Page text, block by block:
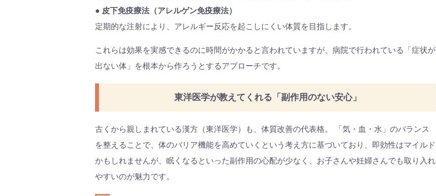
● 皮下免疫療法（アレルゲン免疫療法）
定期的な注射により、アレルギー反応を起こしにくい体質を目指します。
これらは効果を実感できるのに時間がかかると言われていますが、病院で行われている「症状が
出ない体」を根本から作ろうとするアプローチです。
東洋医学が教えてくれる「副作用のない安心」
古くから親しまれている漢方（東洋医学）も、体質改善の代表格。 「気・血・水」のバランス
を整えることで、体のバリア機能を高めていくという考え方に基づいており、即効性はマイルド
かもしれませんが、眠くなるといった副作用の心配が少なく、お子さんや妊婦さんでも取り入れ
やすいのが魅力です。
プレゼント&
妊娠&出産 子育て 学び 暮らし